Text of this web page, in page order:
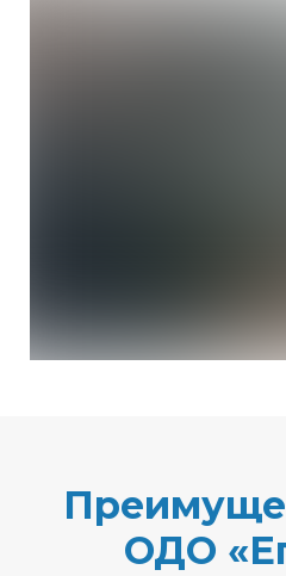
ОДО